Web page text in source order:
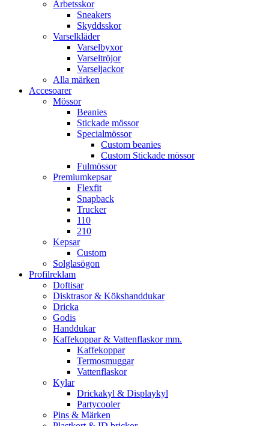
Arbetsskor
Sneakers
Skyddsskor
Varselkläder
Varselbyxor
Varseltröjor
Varseljackor
Alla märken
Accesoarer
Mössor
Beanies
Stickade mössor
Specialmössor
Custom beanies
Custom Stickade mössor
Fulmössor
Premiumkepsar
Flexfit
Snapback
Trucker
110
210
Kepsar
Custom
Solglasögon
Profilreklam
Doftisar
Disktrasor & Kökshanddukar
Dricka
Godis
Handdukar
Kaffekoppar & Vattenflaskor mm.
Kaffekoppar
Termosmuggar
Vattenflaskor
Kylar
Drickakyl & Displaykyl
Partycooler
Pins & Märken